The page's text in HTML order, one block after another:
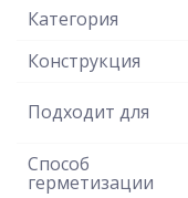
Категория
Конструкция
Подходит для
Способ
герметизации